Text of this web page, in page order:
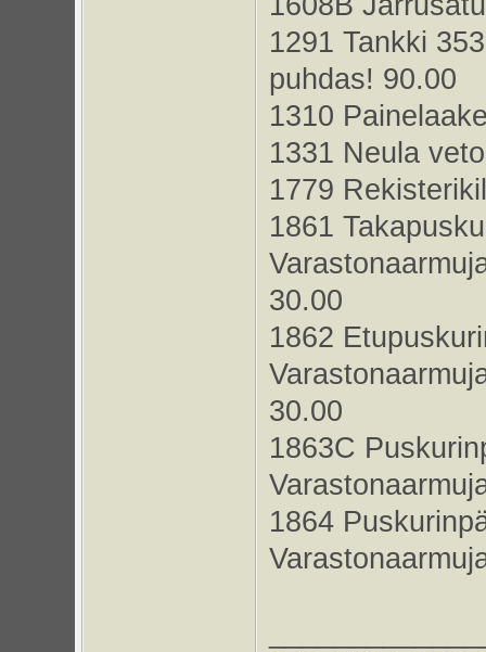
1291 Tankki
puhdas! 90.00
1310
1331 Neula
1779
1861
30.00
1862
30.00
1863C
1864